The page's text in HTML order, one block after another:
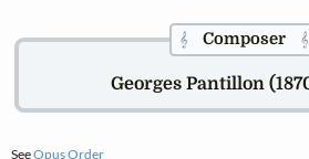
𝄞Composer 𝄞
Georges Pantillon
SeeOpus Order